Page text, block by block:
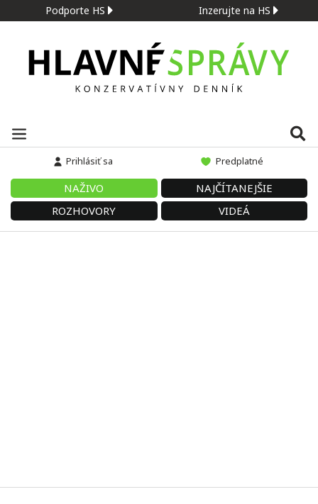
Podporte HS Inzerujte na HS
Prihlásiť sa Predplatné
NAŽIVO
NAJČÍTANEJŠIE
ROZHOVORY
VIDEÁ